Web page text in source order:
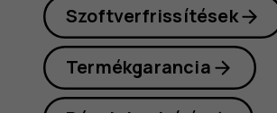
Szoftverfrissítések
Termékgarancia